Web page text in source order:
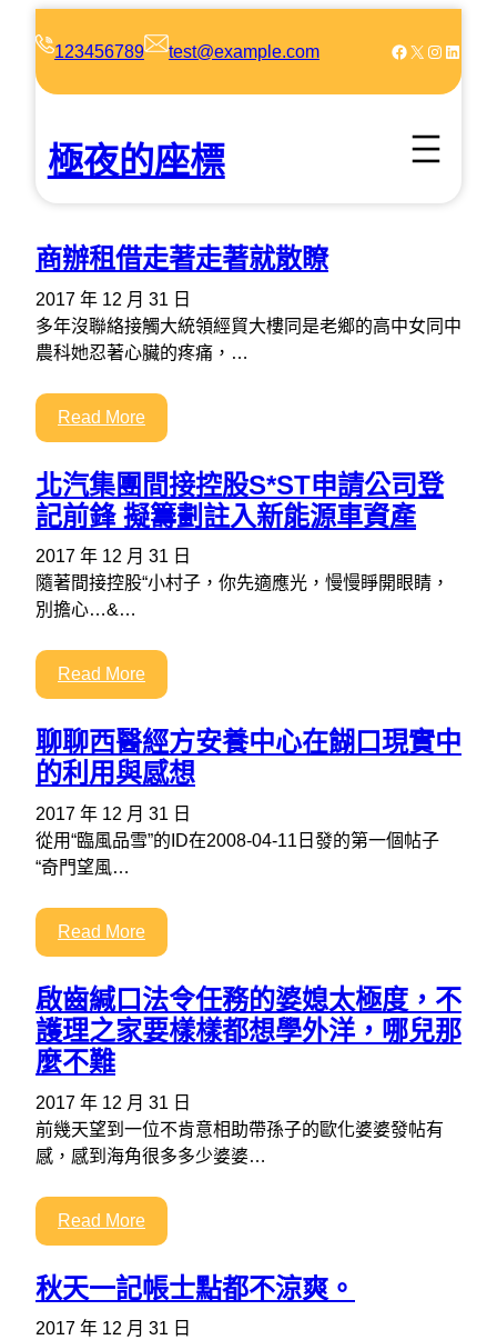
123456789 test@example.com Facebook X Instagram LinkedIn
極夜的座標
商辦租借走著走著就散瞭
2017 年 12 月 31 日
多年沒聯絡接觸大統領經貿大樓同是老鄉的高中女同中
農科她忍著心臟的疼痛，…
Read More
北汽集團間接控股S*ST申請公司登
記前鋒 擬籌劃註入新能源車資產
2017 年 12 月 31 日
隨著間接控股“小村子，你先適應光，慢慢睜開眼睛，
別擔心…&…
Read More
聊聊西醫經方安養中心在餬口現實中
的利用與感想
2017 年 12 月 31 日
從用“臨風品雪”的ID在2008-04-11日發的第一個帖子
“奇門望風…
Read More
啟齒緘口法令任務的婆媳太極度，不
護理之家要樣樣都想學外洋，哪兒那
麼不難
2017 年 12 月 31 日
前幾天望到一位不肯意相助帶孫子的歐化婆婆發帖有
感，感到海角很多多少婆婆…
Read More
秋天一記帳士點都不涼爽。
2017 年 12 月 31 日